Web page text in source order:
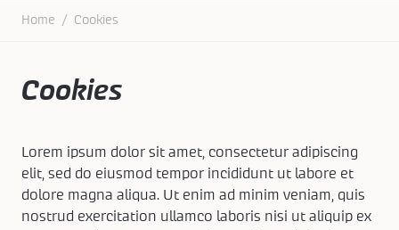
to
Onze collectie
Keukenmerken
Artego
Keukens
Inspiratie
Onze keukenstijlen
Greeploos design
Keukeninspiratie
Binnenkijken bij
Home / Cookies
Cookies
Lorem ipsum dolor sit amet, consectetur adipiscing
elit, sed do eiusmod tempor incididunt ut labore et
dolore magna aliqua. Ut enim ad minim veniam, quis
nostrud exercitation ullamco laboris nisi ut aliquip ex